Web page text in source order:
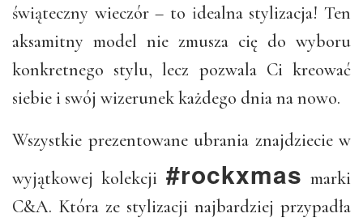
świąteczny wieczór – to idealna stylizacja! Ten
aksamitny model nie zmusza cię do wyboru
konkretnego stylu, lecz pozwala Ci kreować
siebie i swój wizerunek każdego dnia na nowo.
Wszystkie prezentowane ubrania znajdziecie w
wyjątkowej kolekcji #rockxmas marki
C&A. Która ze stylizacji najbardziej przypadła